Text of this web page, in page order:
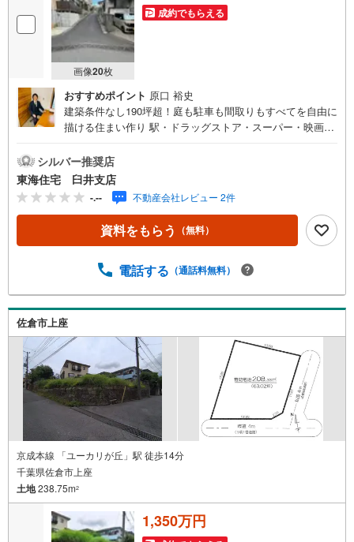
画像20枚
成約でもらえる
おすすめポイント 原口 裕史
建築条件なし190坪超！庭も駐車も間取りもすべてを自由に
描ける住まい作り 駅・ドラッグストア・スーパー・映画館
ターネットで見学予約が可能です。・当日の見学をご希望
の方は、お電話でお問合せ下さい！・希望日時がありまし
たら備考欄等にご記入下さい！〈スタッフ・店舗〉・女性
のスタッフもおります。・キッズスペース完備！DVDや絵
本などをご用意しております。〈ご案内〉・ご案内物件に
より鍵の手配などの必要な場合がありますので、ご迷惑を
内の際は、実際の生活がイメージできるように、ご希望に
ン〉・お客様のご希望や物件に合わせ、各種金融機関から
無理のない最適なプランをご提案致します。・諸費用・金
利優遇など何でもご相談下さい。〈その他〉・仲介による
売却の他、ご希望に応じて当社にて買取のご相談にも応じ
ます。・掲載物件以外にも多数物件を揃えております。
シルバー推奨店
東海住宅 臼井支店
-.-- 不動産会社レビュー 2件
資料をもらう （無料）
電話する （通話料無料）
佐倉市上座
京成本線 「ユーカリが丘」駅 徒歩14分
千葉県佐倉市上座
土地238.75m2
1,350万円